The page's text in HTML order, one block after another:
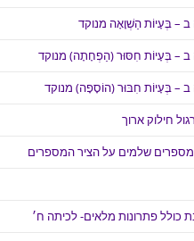
ב – בְּעָיוֹת הַשְׁוָאָה מנוקד
ב – בְּעָיוֹת חִסּוּר (הַפְחָתָה) מנוקד
ב – בְּעָיוֹת חִבּוּר (הוֹסָפָה) מנוקד
חילוק ארוך
שלמים על הציר המספרים
כולל פתרונות מלאים- לכיתה ח׳